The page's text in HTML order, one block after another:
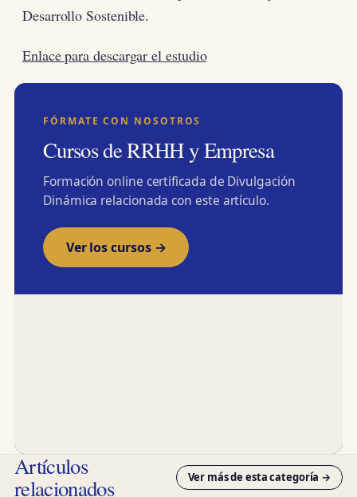
Desarrollo Sostenible.
Enlace para descargar el estudio
FÓRMATE CON NOSOTROS
Cursos de RRHH y Empresa
Formación online certificada de Divulgación
Dinámica relacionada con este artículo.
Ver los cursos →
Artículos
relacionados Ver más de esta categoría →